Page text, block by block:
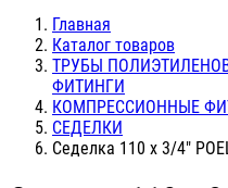
Главная
Каталог товаров
ТРУБЫ
ФИТИНГИ
КОМПРЕССИОННЫЕ
СЕДЕЛКИ
Седелка 110 х 3/4"